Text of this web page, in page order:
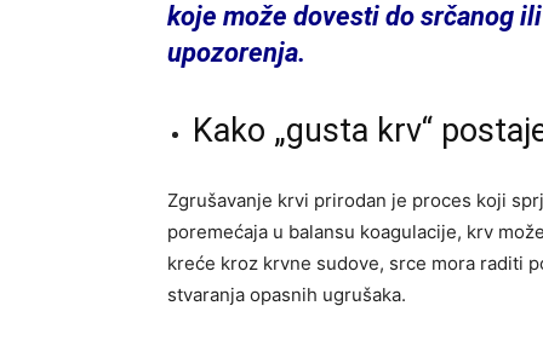
koje može dovesti do srčanog
upozorenja.
Kako „gusta krv“
Zgrušavanje krvi prirodan je proces koji
poremećaja u balansu koagulacije, krv
kreće kroz krvne sudove, srce mora raditi
stvaranja opasnih ugrušaka.